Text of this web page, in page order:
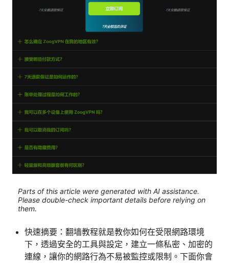
Parts of this article were generated with AI assistance.
Please double-check important details before relying on
them.
快速摘要：翻墙教程就是教你如何在受限網路環境
下，透過安全的工具與設定，建立一條私密、加密的
連線，讓你的網路行為不易被監控或限制。下面你會